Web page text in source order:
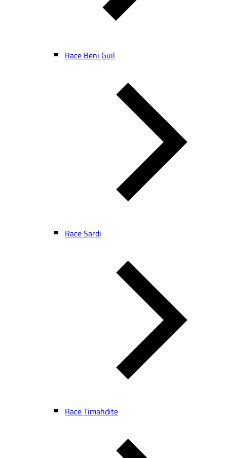
Race Beni Guil
Race Sardi
Race Timahdite